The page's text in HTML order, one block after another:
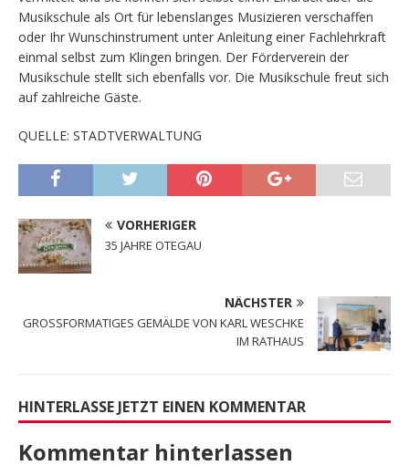
Musikschule als Ort für lebenslanges Musizieren verschaffen
oder Ihr Wunschinstrument unter Anleitung einer Fachlehrkraft
einmal selbst zum Klingen bringen. Der Förderverein der
Musikschule stellt sich ebenfalls vor. Die Musikschule freut sich
auf zahlreiche Gäste.
QUELLE: STADTVERWALTUNG
VORHERIGER
35 JAHRE OTEGAU
NÄCHSTER
GROSSFORMATIGES GEMÄLDE VON KARL WESCHKE
IM RATHAUS
HINTERLASSE JETZT EINEN KOMMENTAR
Kommentar hinterlassen